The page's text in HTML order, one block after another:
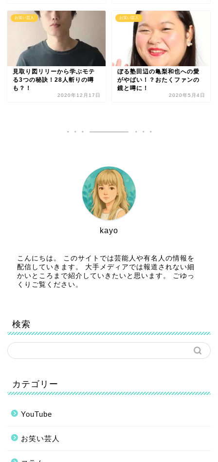
お笑い芸人
見取り図リリーから学ぶモテ
る3つの秘訣！28人斬りの噂
も？！
2020年12月17日
お笑い芸人
ぼる塾田辺の亀梨和也への愛
がやばい！？おたくファンの
鏡と噂に！
2020年5月4日
kayo
こんにちは。 このサイトでは芸能人や有名人の情報を
配信していきます。 大手メディアでは報道されない細
かいところまで紹介していきたいと思います。 ごゆっ
くりご覧ください。
検索
カテゴリー
YouTube
お笑い芸人